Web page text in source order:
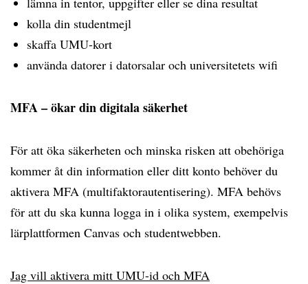
kolla din studentmejl
skaffa UMU-kort
använda datorer i datorsalar och universitetets wifi
MFA – ökar din digitala säkerhet
För att öka säkerheten och minska risken att obehöriga
kommer åt din information eller ditt konto behöver du
aktivera MFA (multifaktorautentisering). MFA behövs
för att du ska kunna logga in i olika system, exempelvis
lärplattformen Canvas och studentwebben.
Jag vill aktivera mitt UMU-id och MFA